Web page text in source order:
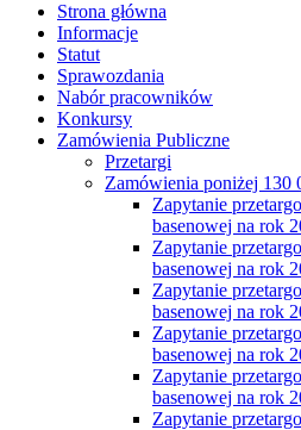
Strona główna
Informacje
Statut
Sprawozdania
Nabór pracowników
Konkursy
Zamówienia Publiczne
Przetargi
Zamówienia poniżej 130
Zapytanie
basenowej na rok
Zapytanie
basenowej na rok
Zapytanie
basenowej na rok
Zapytanie
basenowej na rok
Zapytanie
basenowej na rok
Zapytanie